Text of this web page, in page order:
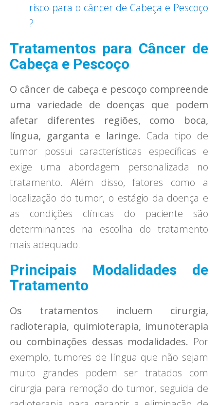
risco para o câncer de Cabeça e Pescoço
?
Tratamentos para Câncer de
Cabeça e Pescoço
O câncer de cabeça e pescoço compreende
uma variedade de doenças que podem
afetar diferentes regiões, como boca,
língua, garganta e laringe. Cada tipo de
tumor possui características específicas e
exige uma abordagem personalizada no
tratamento. Além disso, fatores como a
localização do tumor, o estágio da doença e
as condições clínicas do paciente são
determinantes na escolha do tratamento
mais adequado.
Principais Modalidades de
Tratamento
Os tratamentos incluem cirurgia,
radioterapia, quimioterapia, imunoterapia
ou combinações dessas modalidades. Por
exemplo, tumores de língua que não sejam
muito grandes podem ser tratados com
cirurgia para remoção do tumor, seguida de